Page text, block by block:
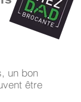
un bon
être